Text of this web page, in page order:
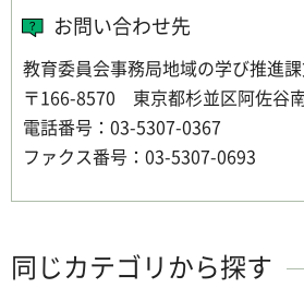
お問い合わせ先
教育委員会事務局地域の学び推進
〒166-8570 東京都杉並区阿佐谷
電話番号：03-5307-0367
ファクス番号：03-5307-0693
同じカテゴリから探す